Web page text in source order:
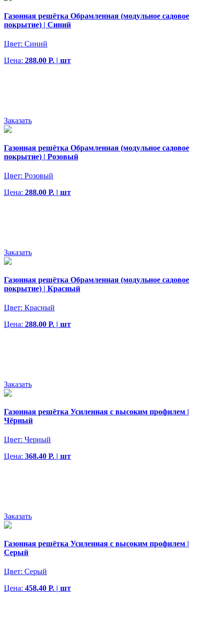
Газонная решётка Обрамленная (модульное садовое
покрытие) | Синий
Цвет: Синий
Цена: 288.00 Р. | шт
Заказать
Газонная решётка Обрамленная (модульное садовое
покрытие) | Розовый
Цвет: Розовый
Цена: 288.00 Р. | шт
Заказать
Газонная решётка Обрамленная (модульное садовое
покрытие) | Красный
Цвет: Красный
Цена: 288.00 Р. | шт
Заказать
Газонная решётка Усиленная с высоким профилем |
Чёрный
Цвет: Черный
Цена: 368.40 Р. | шт
Заказать
Газонная решётка Усиленная с высоким профилем |
Серый
Цвет: Серый
Цена: 458.40 Р. | шт